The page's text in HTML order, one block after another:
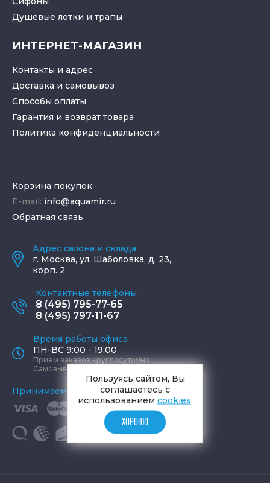
Душевые лотки и трапы
ИНТЕРНЕТ-МАГАЗИН
Контакты и адрес
Доставка и самовывоз
Способы оплаты
Гарантия и возврат товара
Политика конфиденциальности
Корзина покупок
E-mail: info@aquamir.ru
Обратная связь
Адрес салона и склада
г. Москва, ул. Шаболовка, д. 23,
корп. 2
Контактные телефоны
8 (495) 795-77-65
8 (495) 797-11-67
Время работы офиса
ПН-ВС 9:00 - 19:00
Прием заказов круглосуточно
Самовывоз ПН-СБ 9-19, ВС 12-17
Принимаем к оплате
Пользуясь сайтом, Вы
соглашаетесь с
использованием cookies.
ХОРОШО